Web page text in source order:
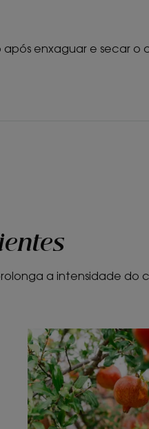
enxaguar e secar o
a intensidade do